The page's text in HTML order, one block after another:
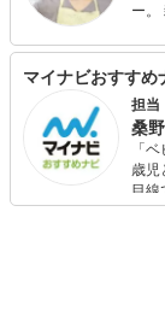
ー。 雑誌、広告、WEBサイトなどで、素材感、空気感のあ
料理
ョン
べく
マイナビおすすめ
担当
桑
「
歳児
目線
食品